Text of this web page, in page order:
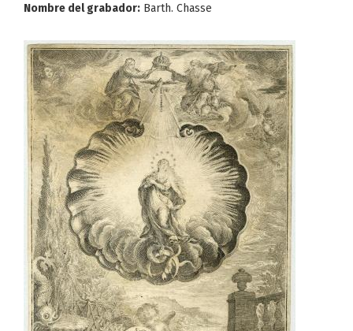
Nombre del grabador: Barth. Chasse